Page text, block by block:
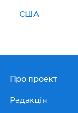
США
Про проект
Редакція